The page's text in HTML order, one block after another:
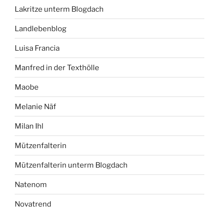
Lakritze unterm Blogdach
Landlebenblog
Luisa Francia
Manfred in der Texthölle
Maobe
Melanie Näf
Milan Ihl
Mützenfalterin
Mützenfalterin unterm Blogdach
Natenom
Novatrend